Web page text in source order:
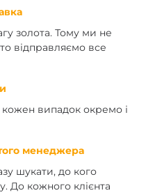
золота. Тому ми не
відправляємо все
кожен випадок окремо і
менеджера
шукати, до кого
До кожного клієнта